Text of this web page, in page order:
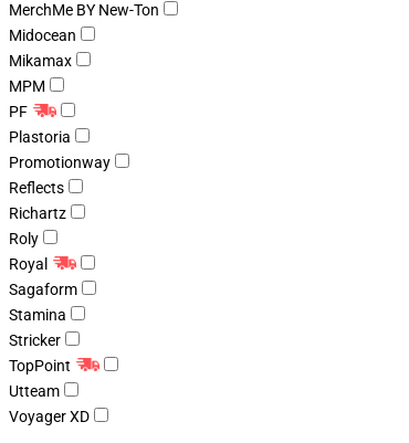
MerchMe BY New-Ton
Midocean
Mikamax
MPM
PF
Plastoria
Promotionway
Reflects
Richartz
Roly
Royal
Sagaform
Stamina
Stricker
TopPoint
Utteam
Voyager XD